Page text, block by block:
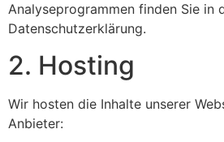
Analyseprogrammen finden Sie in
Datenschutzerklärung.
2. Hosting
Wir hosten die Inhalte unserer
Anbieter: